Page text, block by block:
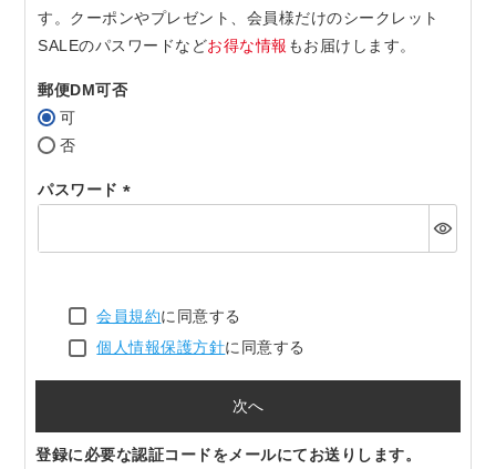
す。クーポンやプレゼント、会員様だけのシークレット
SALEのパスワードなどお得な情報 もお届けします。
郵便DM可否
可
否
パスワード
須)
会員規約に同意する
個人情報保護方針に同意する
次へ
登録に必要な認証コードをメールにてお送りします。